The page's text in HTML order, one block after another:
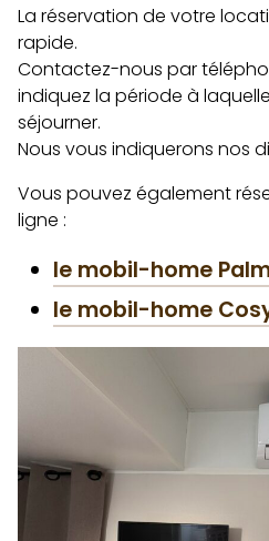
La réservation de votre
rapide.
Contactez-nous par
indiquez la période à
séjourner.
Nous vous indiquerons nos
Vous pouvez également
ligne :
le mobil-home
le mobil-home